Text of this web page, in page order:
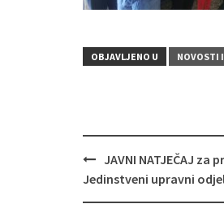
OBJAVLJENO U NOVOSTI
Navigacija
objava
JAVNI NATJEČAJ za
Jedinstveni upravni